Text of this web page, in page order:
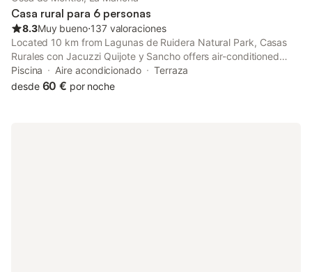
Casa rural para 6 personas
8.3Muy bueno⋅137 valoraciones
Located 10 km from Lagunas de Ruidera Natural Park, Casas
Rurales con Jacuzzi Quijote y Sancho offers air-conditioned
accommodation with a patio. This country house features a
private pool, a garden and free private parking.
Piscina Aire acondicionado
Terraza
desde 60 € por noche